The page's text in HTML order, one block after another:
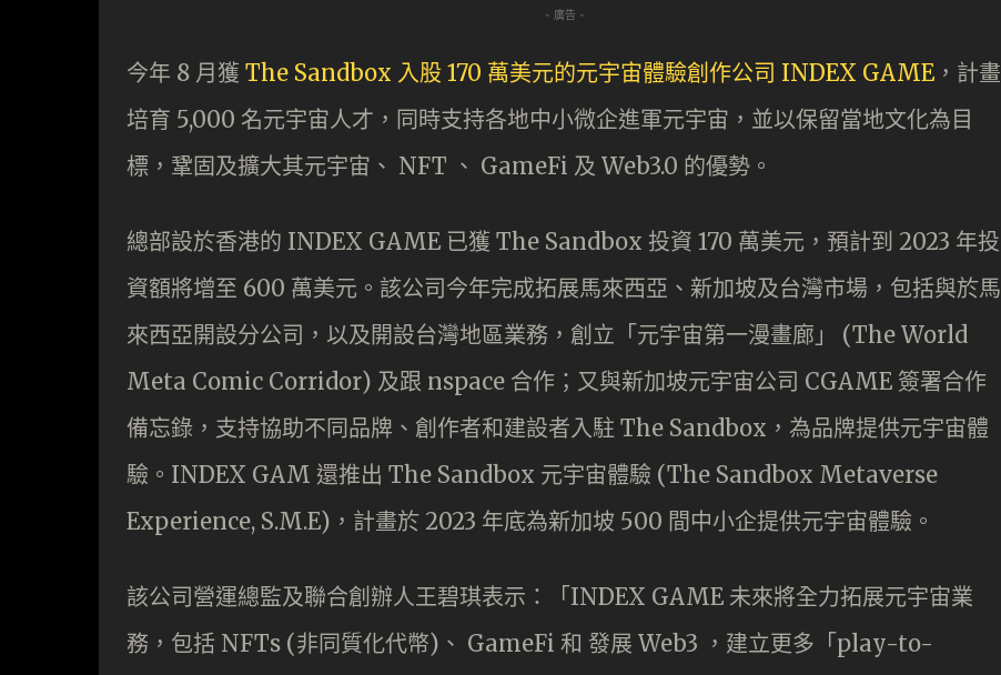
- 廣告 -
今年 8 月獲 The Sandbox 入股 170 萬美元的元宇宙體驗創作公司 INDEX GAME ，計畫
培育 5,000 名元宇宙人才，同時支持各地中小微企進軍元宇宙，並以保留當地文化為目
標，鞏固及擴大其元宇宙、 NFT 、 GameFi 及 Web3.0 的優勢。
總部設於香港的 INDEX GAME 已獲 The Sandbox 投資 170 萬美元，預計到 2023 年投
資額將增至 600 萬美元。該公司今年完成拓展馬來西亞、新加坡及台灣市場，包括與於馬
來西亞開設分公司，以及開設台灣地區業務，創立「元宇宙第一漫畫廊」 (The World
Meta Comic Corridor) 及跟 nspace 合作；又與新加坡元宇宙公司 CGAME 簽署合作
備忘錄，支持協助不同品牌、創作者和建設者入駐 The Sandbox，為品牌提供元宇宙體
驗。INDEX GAM 還推出 The Sandbox 元宇宙體驗 (The Sandbox Metaverse
Experience, S.M.E)，計畫於 2023 年底為新加坡 500 間中小企提供元宇宙體驗。
該公司營運總監及聯合創辦人王碧琪表示：「INDEX GAME 未來將全力拓展元宇宙業
務，包括 NFTs (非同質化代幣)、 GameFi 和 發展 Web3 ，建立更多「play-to-